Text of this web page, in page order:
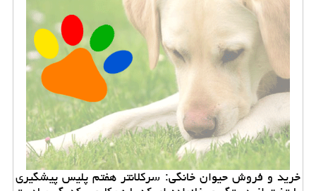
خرید و فروش حیوان خانگی: سركلانتر هفتم پلیس پیشگیری